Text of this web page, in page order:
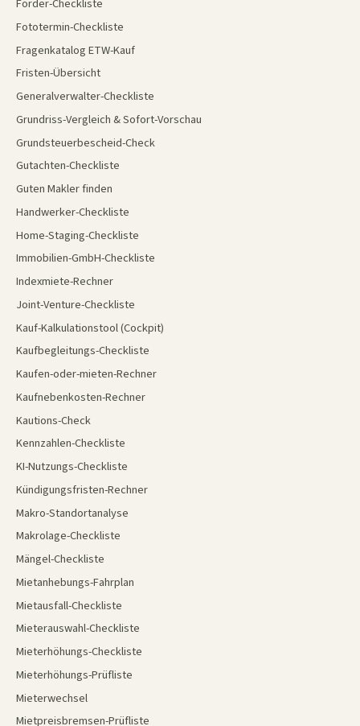
Förder-Checkliste
Fototermin-Checkliste
Fragenkatalog ETW-Kauf
Fristen-Übersicht
Generalverwalter-Checkliste
Grundriss-Vergleich & Sofort-Vorschau
Grundsteuerbescheid-Check
Gutachten-Checkliste
Guten Makler finden
Handwerker-Checkliste
Home-Staging-Checkliste
Immobilien-GmbH-Checkliste
Indexmiete-Rechner
Joint-Venture-Checkliste
Kauf-Kalkulationstool (Cockpit)
Kaufbegleitungs-Checkliste
Kaufen-oder-mieten-Rechner
Kaufnebenkosten-Rechner
Kautions-Check
Kennzahlen-Checkliste
KI-Nutzungs-Checkliste
Kündigungsfristen-Rechner
Makro-Standortanalyse
Makrolage-Checkliste
Mängel-Checkliste
Mietanhebungs-Fahrplan
Mietausfall-Checkliste
Mieterauswahl-Checkliste
Mieterhöhungs-Checkliste
Mieterhöhungs-Prüfliste
Mieterwechsel
Mietpreisbremsen-Prüfliste